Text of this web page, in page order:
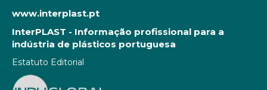
www.interplast.pt
InterPLAST - Informação profissional para a
indústria de plásticos portuguesa
Estatuto Editorial